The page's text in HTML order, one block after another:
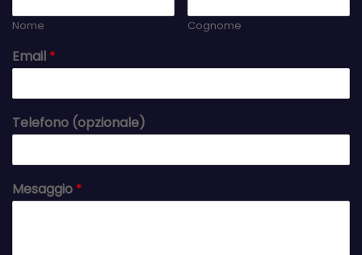
Nome Cognome
Email *
Telefono (opzionale)
Mesaggio *